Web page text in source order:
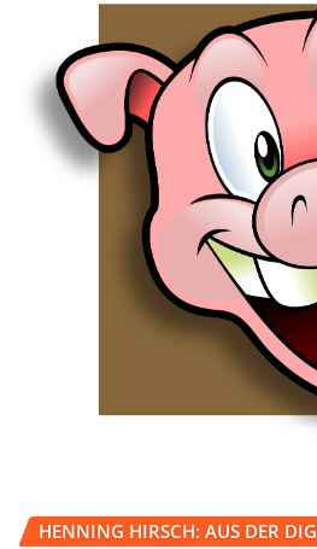
HENNING HIRSCH: AUS DER